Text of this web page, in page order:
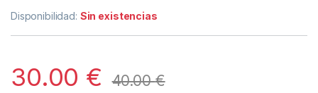
Disponibilidad: Sin existencias
30.00 € 40.00€